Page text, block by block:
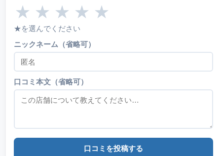
★ ★ ★ ★ ★
★を選んでください
ニックネーム（省略可）
口コミ本文（省略可）
口コミを投稿する